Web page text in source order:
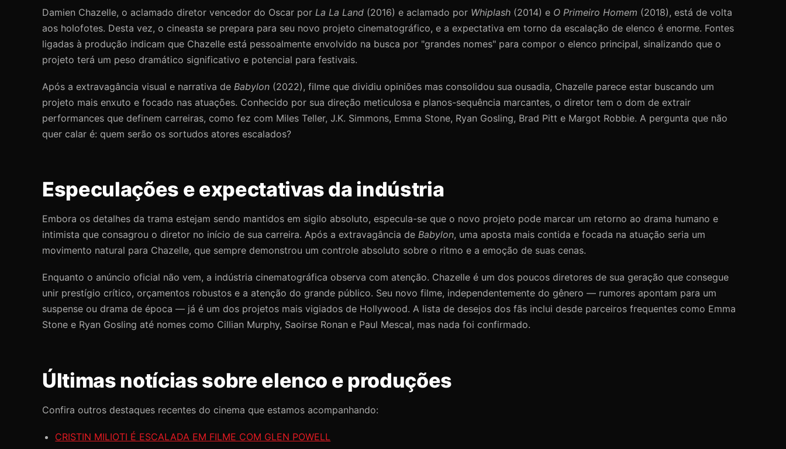
Damien Chazelle, o aclamado diretor vencedor do Oscar por La La Land (2016) e aclamado por Whiplash (2014) e O Primeiro Homem (2018), está de volta
aos holofotes. Desta vez, o cineasta se prepara para seu novo projeto cinematográfico, e a expectativa em torno da escalação de elenco é enorme. Fontes
ligadas à produção indicam que Chazelle está pessoalmente envolvido na busca por "grandes nomes" para compor o elenco principal, sinalizando que o
projeto terá um peso dramático significativo e potencial para festivais.
Após a extravagância visual e narrativa de Babylon (2022), filme que dividiu opiniões mas consolidou sua ousadia, Chazelle parece estar buscando um
projeto mais enxuto e focado nas atuações. Conhecido por sua direção meticulosa e planos-sequência marcantes, o diretor tem o dom de extrair
performances que definem carreiras, como fez com Miles Teller, J.K. Simmons, Emma Stone, Ryan Gosling, Brad Pitt e Margot Robbie. A pergunta que não
quer calar é: quem serão os sortudos atores escalados?
Especulações e expectativas da indústria
Embora os detalhes da trama estejam sendo mantidos em sigilo absoluto, especula-se que o novo projeto pode marcar um retorno ao drama humano e
intimista que consagrou o diretor no início de sua carreira. Após a extravagância de Babylon, uma aposta mais contida e focada na atuação seria um
movimento natural para Chazelle, que sempre demonstrou um controle absoluto sobre o ritmo e a emoção de suas cenas.
Enquanto o anúncio oficial não vem, a indústria cinematográfica observa com atenção. Chazelle é um dos poucos diretores de sua geração que consegue
unir prestígio crítico, orçamentos robustos e a atenção do grande público. Seu novo filme, independentemente do gênero — rumores apontam para um
suspense ou drama de época — já é um dos projetos mais vigiados de Hollywood. A lista de desejos dos fãs inclui desde parceiros frequentes como Emma
Stone e Ryan Gosling até nomes como Cillian Murphy, Saoirse Ronan e Paul Mescal, mas nada foi confirmado.
Últimas notícias sobre elenco e produções
Confira outros destaques recentes do cinema que estamos acompanhando:
CRISTIN MILIOTI É ESCALADA EM FILME COM GLEN POWELL